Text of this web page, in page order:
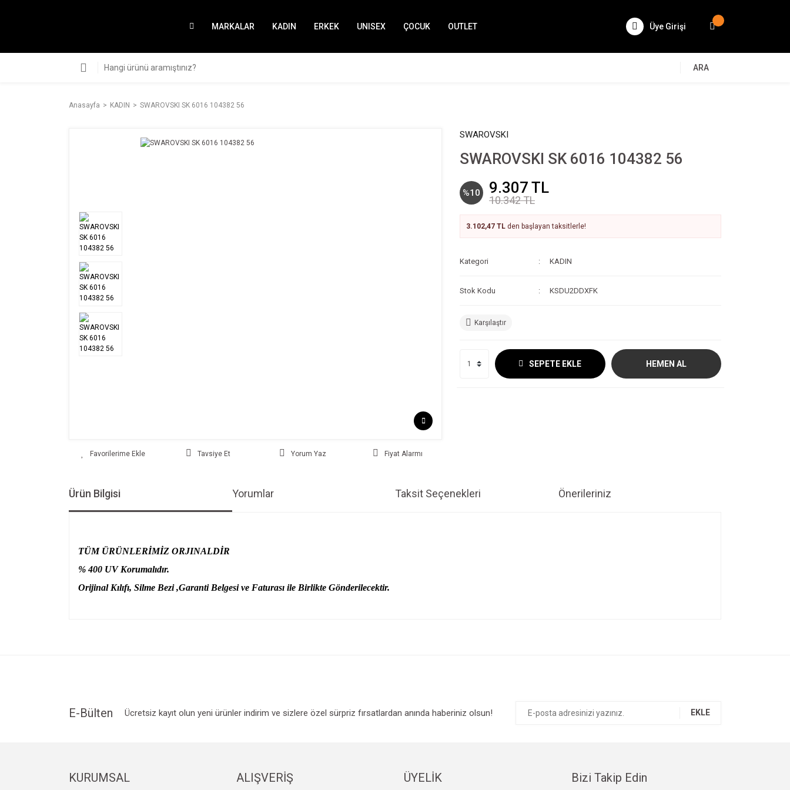
MARKALAR KADIN ERKEK UNISEX ÇOCUK OUTLET Üye Girişi
ARA
Anasayfa KADIN SWAROVSKI SK 6016 104382 56
Tavsiye Et Yorum Yaz Fiyat Alarmı
SWAROVSKI
SWAROVSKI SK 6016 104382 56
%10 9.307 TL
10.342 TL
3.102,47 TL den başlayan taksitlerle!
Kategori KADIN
Stok Kodu KSDU2DDXFK
Karşılaştır
SEPETE EKLE HEMEN AL
Ürün Bilgisi Yorumlar Taksit Seçenekleri Önerileriniz
TÜM ÜRÜNLERİMİZ ORJINALDİR
% 400 UV Korumalıdır.
Orijinal Kılıfı, Silme Bezi ,Garanti Belgesi ve Faturası ile Birlikte Gönderilecektir.
Bu ürüne benzer farklı alternatifler olmalı.
E-Bülten Ücretsiz kayıt olun yeni ürünler indirim ve sizlere özel sürpriz fırsatlardan anında haberiniz olsun! EKLE
KURUMSAL ALIŞVERİŞ ÜYELİK Bizi Takip Edin